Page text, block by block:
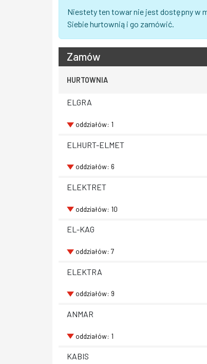
Niestety ten towar nie jest dostępny w
Siebie hurtownią i go zamówić.
Zamów
HURTOWNIA
ELGRA
oddziałów: 1
ELHURT-ELMET
oddziałów: 6
ELEKTRET
oddziałów: 10
EL-KAG
oddziałów: 7
ELEKTRA
oddziałów: 9
ANMAR
oddziałów: 1
KABIS